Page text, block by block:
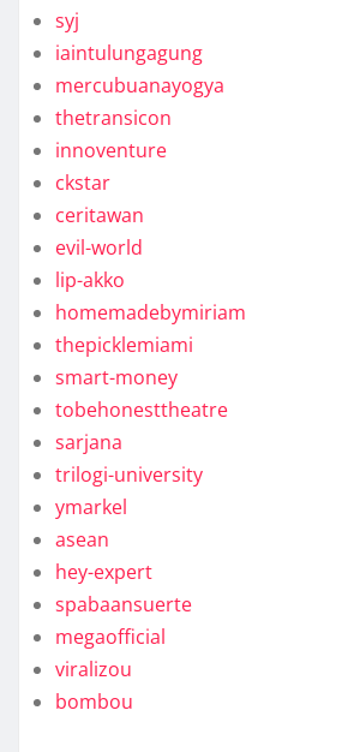
syj
iaintulungagung
mercubuanayogya
thetransicon
innoventure
ckstar
ceritawan
evil-world
lip-akko
homemadebymiriam
thepicklemiami
smart-money
tobehonesttheatre
sarjana
trilogi-university
ymarkel
asean
hey-expert
spabaansuerte
megaofficial
viralizou
bombou